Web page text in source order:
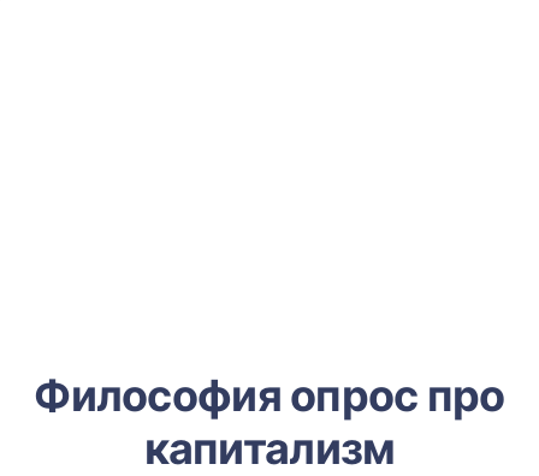
Философия опрос про
капитализм